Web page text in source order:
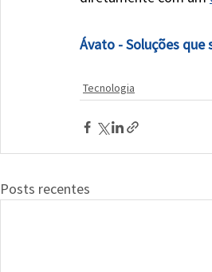
Ávato - Soluções
Tecnologia
Posts recentes